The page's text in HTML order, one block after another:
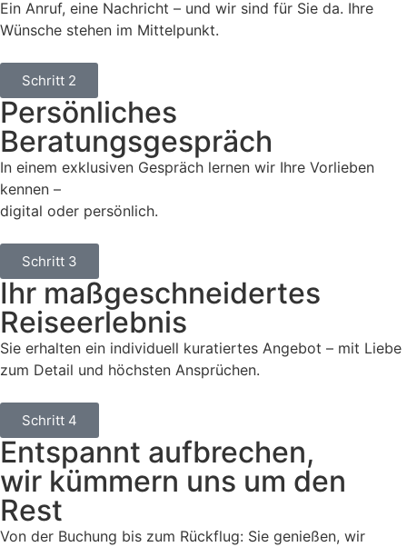
Ein Anruf, eine Nachricht – und wir sind für Sie da. Ihre
Wünsche stehen im Mittelpunkt.
Schritt 2
Persönliches
Beratungsgespräch
In einem exklusiven Gespräch lernen wir Ihre Vorlieben
kennen –
digital oder persönlich.
Schritt 3
Ihr maßgeschneidertes
Reiseerlebnis
Sie erhalten ein individuell kuratiertes Angebot – mit Liebe
zum Detail und höchsten Ansprüchen.
Schritt 4
Entspannt aufbrechen,
wir kümmern uns um den
Rest
Von der Buchung bis zum Rückflug: Sie genießen, wir